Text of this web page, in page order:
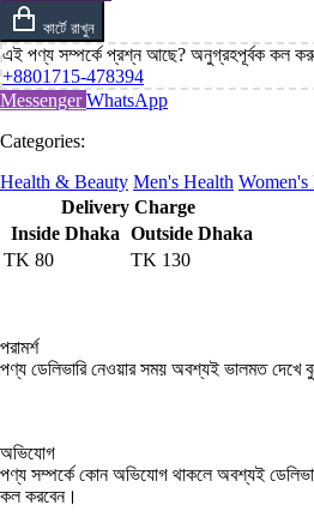
কার্টে রাখুন
এই পণ্য সম্পর্কে প্রশ্ন আছে? অনুগ্রহপূর্বক কল
+8801715-478394
MessengerWhatsApp
Categories:
Health & Beauty Men's Health Women's
Delivery Charge
Inside Dhaka Outside Dhaka
TK 80 TK 130
পরামর্শ
পণ্য ডেলিভারি নেওয়ার সময় অবশ্যই ভালমত দেখে
অভিযোগ
পণ্য সম্পর্কে কোন অভিযোগ থাকলে অবশ্যই
কল করবেন।